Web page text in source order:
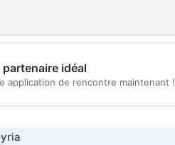
💕
idéal
application de rencontre maintenant !